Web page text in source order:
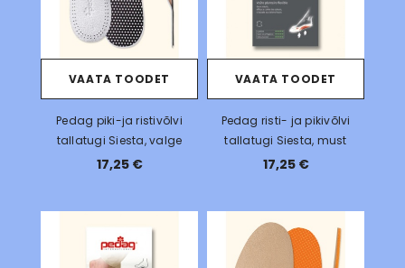
VAATA TOODET
Pedag piki-ja ristivõlvi
tallatugi Siesta, valge
17,25 €
VAATA TOODET
Pedag risti- ja pikivõlvi
tallatugi Siesta, must
17,25 €